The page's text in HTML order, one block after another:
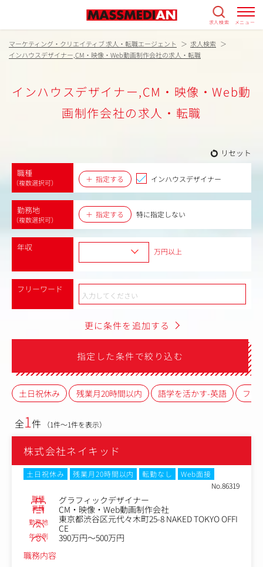
求人検索 メニュー
マーケティング・クリエイティブ 求人・転職エージェント
求人検索
インハウスデザイナー,CM・映像・Web動画制作会社の求人・転職
インハウスデザイナー,CM・映像・Web動
画制作会社の求人・転職
リセット
職種
（複数選択可） 指定する インハウスデザイナー
勤務地
（複数選択可）
指定する 特に指定しない
年収 万円以上
フリーワード
更に条件を追加する
指定した条件で絞り込む
土日祝休み 残業月20時間以内 語学を活かす-英語 フレ
全1件 （1件～1件を表示）
株式会社ネイキッド
土日祝休み 残業月20時間以内 転勤なし
Web面接
No.86319
職種 グラフィックデザイナー
業種 CM・映像・Web動画制作会社
勤務地
東京都渋谷区元代々木町25-8 NAKED TOKYO OFFI
CE
年収例
390万円～500万円
職務内容